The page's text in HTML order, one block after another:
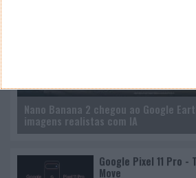
Nano Banana 2 chegou ao Google
imagens realistas com IA
Google Pixel 11 Pro -
Move